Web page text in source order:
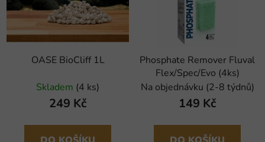
OASE BioCliff 1L
Skladem (4 ks)
249 Kč
Phosphate Remover Fluval
Flex/Spec/Evo (4ks)
Na objednávku (2-8 týdnů)
149 Kč